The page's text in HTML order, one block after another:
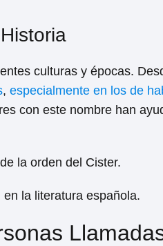
culturas y épocas.
, especialmente en los de
con este nombre han
la orden del Cister.
la literatura española.